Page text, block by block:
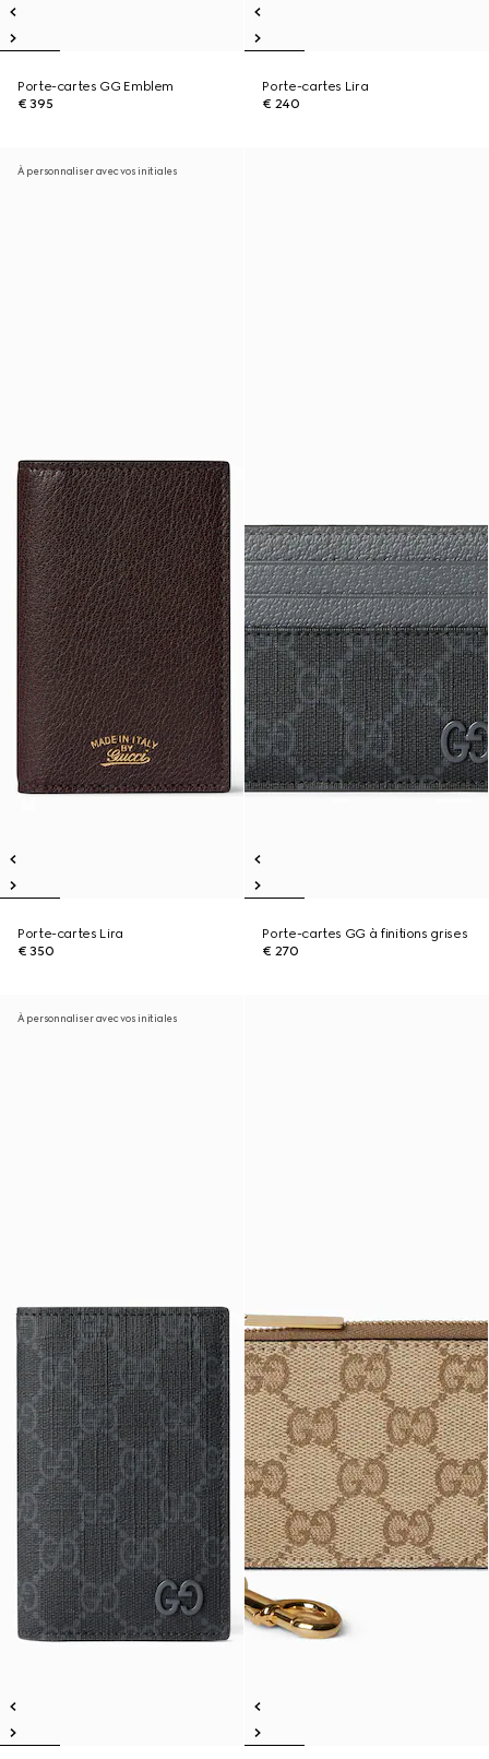
Porte-cartes GG Emblem
€ 395
Porte-cartes Lira
€ 240
À personnaliser avec vos initiales
Porte-cartes Lira
€ 350
Porte-cartes GG à finitions grises
€ 270
À personnaliser avec vos initiales